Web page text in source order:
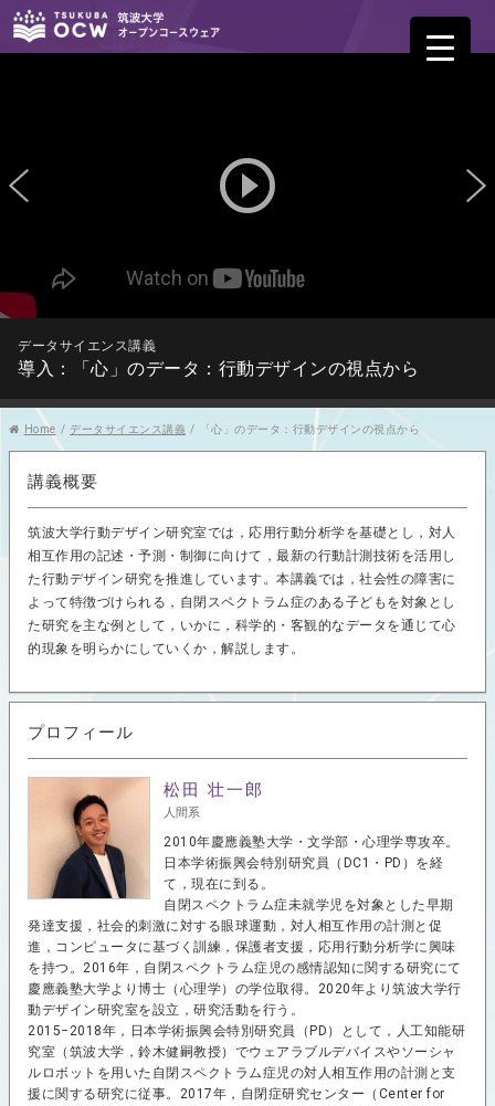
play_circle_outline
データサイエンス講義
導入：「心」のデータ：行動デザインの視点から
Home / データサイエンス講義 / 「心」のデータ：行動デザインの視点から
講義概要
筑波大学行動デザイン研究室では，応用行動分析学を基礎とし，対人
相互作用の記述・予測・制御に向けて，最新の行動計測技術を活用し
た行動デザイン研究を推進しています。本講義では，社会性の障害に
よって特徴づけられる，自閉スペクトラム症のある子どもを対象とし
た研究を主な例として，いかに，科学的・客観的なデータを通じて心
的現象を明らかにしていくか，解説します。
プロフィール
松田 壮一郎
人間系
2010年慶應義塾大学・文学部・心理学専攻卒。
日本学術振興会特別研究員（DC1・PD）を経
て，現在に到る。
自閉スペクトラム症未就学児を対象とした早期
発達支援，社会的刺激に対する眼球運動，対人相互作用の計測と促
進，コンピュータに基づく訓練，保護者支援，応用行動分析学に興味
を持つ。2016年，自閉スペクトラム症児の感情認知に関する研究にて
慶應義塾大学より博士（心理学）の学位取得。2020年より筑波大学行
動デザイン研究室を設立，研究活動を行う。
2015−2018年，日本学術振興会特別研究員（PD）として，人工知能研
究室（筑波大学，鈴木健嗣教授）でウェアラブルデバイスやソーシャ
ルロボットを用いた自閉スペクトラム症児の対人相互作用の計測と支
援に関する研究に従事。2017年，自閉症研究センター（Center for